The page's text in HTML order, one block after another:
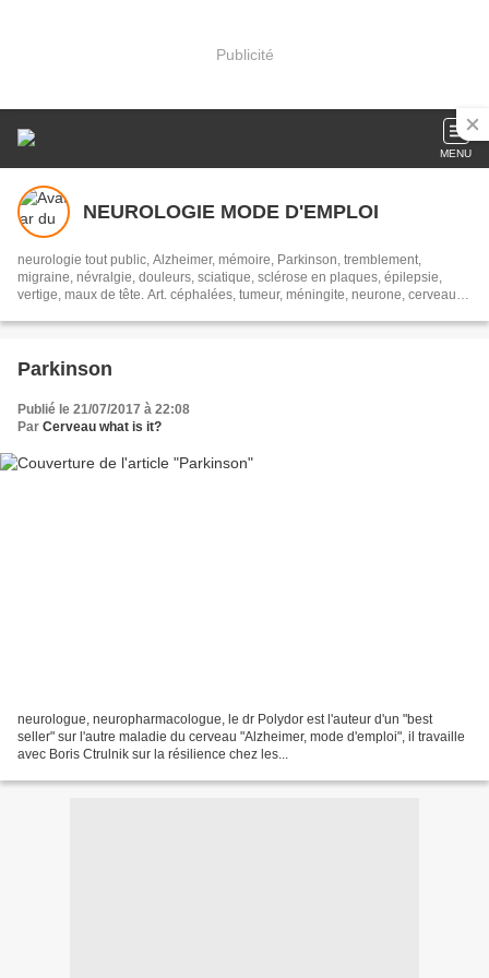
Publicité
MENU
NEUROLOGIE MODE D'EMPLOI
neurologie tout public, Alzheimer, mémoire, Parkinson, tremblement,
migraine, névralgie, douleurs, sciatique, sclérose en plaques, épilepsie,
vertige, maux de tête. Art. céphalées, tumeur, méningite, neurone, cerveau,
Parkinson
Publié le 21/07/2017 à 22:08
Par Cerveau what is it?
neurologue, neuropharmacologue, le dr Polydor est l'auteur d'un "best
seller" sur l'autre maladie du cerveau "Alzheimer, mode d'emploi", il travaille
avec Boris Ctrulnik sur la résilience chez les...